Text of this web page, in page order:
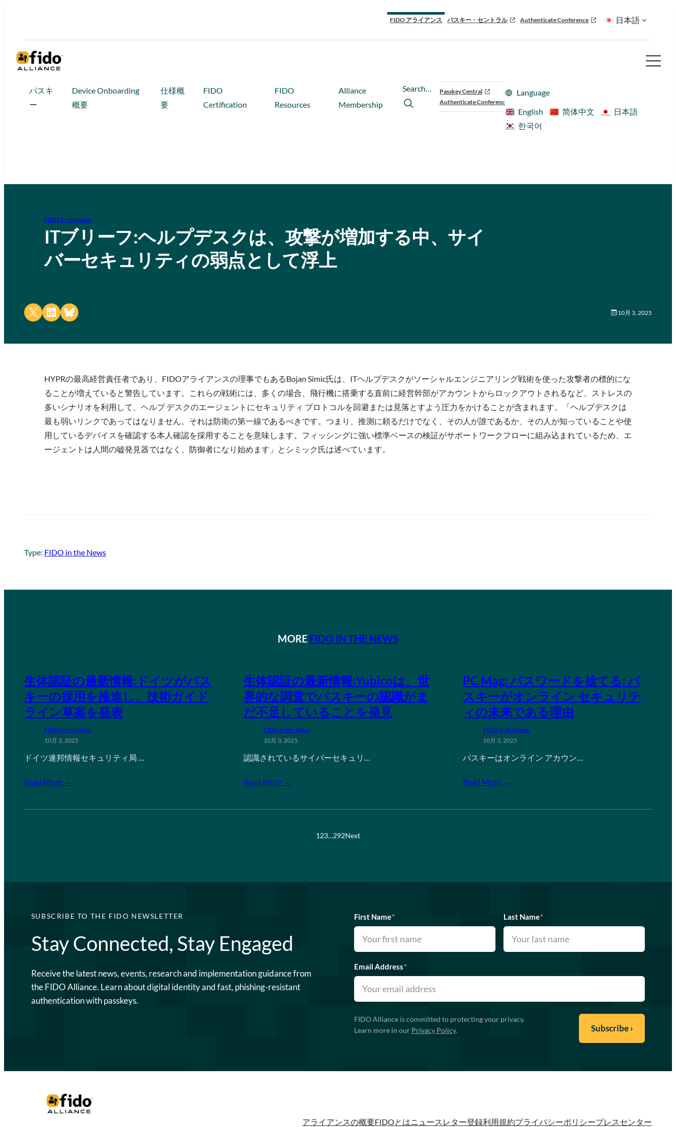
FIDO アライアンス パスキー・セントラル Authenticate Conference 日本語
パスキ
ー
Device Onboarding
概要
仕様概
要
FIDO
Certification
FIDO
Resources
Alliance
Membership
Search…
Passkey Central
Authenticate Conference
Language
English
简体中文
日本語
한국어
FIDO in the News
ITブリーフ:ヘルプデスクは、攻撃が増加する中、サイ
バーセキュリティの弱点として浮上
Share on X Share on LinkedIn
Share on Bluesky 10月 3, 2025
HYPRの最高経営責任者であり、FIDOアライアンスの理事でもあるBojan Simic氏は、ITヘルプデスクがソーシャルエンジニアリング戦術を使った攻撃者の標的にな
ることが増えていると警告しています。これらの戦術には、多くの場合、飛行機に搭乗する直前に経営幹部がアカウントからロックアウトされるなど、ストレスの
多いシナリオを利用して、ヘルプ デスクのエージェントにセキュリティ プロトコルを回避または見落とすよう圧力をかけることが含まれます。「ヘルプデスクは
最も弱いリンクであってはなりません。それは防衛の第一線であるべきです。つまり、推測に頼るだけでなく、その人が誰であるか、その人が知っていることや使
用しているデバイスを確認する本人確認を採用することを意味します。フィッシングに強い標準ベースの検証がサポートワークフローに組み込まれているため、エ
ージェントは人間の嘘発見器ではなく、防御者になり始めます」とシミック氏は述べています。
Type: FIDO in the News
MORE FIDO IN THE NEWS
生体認証の最新情報:ドイツがパス
キーの採用を推進し、技術ガイド
ライン草案を発表
FIDO in the News
10月 3, 2025
ドイツ連邦情報セキュリティ局 …
Read More →
生体認証の最新情報:Yubicoは、世
界的な調査でパスキーの認識がま
だ不足していることを発見
FIDO in the News
10月 3, 2025
認識されているサイバーセキュリ…
Read More →
PC Mag: パスワードを捨てる: パ
スキーがオンライン セキュリテ
ィの未来である理由
FIDO in the News
10月 3, 2025
パスキーはオンライン アカウン…
Read More →
123…292Next
SUBSCRIBE TO THE FIDO NEWSLETTER
Stay Connected, Stay Engaged
Receive the latest news, events, research and implementation guidance from
the FIDO Alliance. Learn about digital identity and fast, phishing-resistant
authentication with passkeys.
First Name* Last Name*
Email Address*
FIDO Alliance is committed to protecting your privacy.
Learn more in our Privacy Policy.
アライアンスの概要FIDOとはニュースレター登録利用規約プライバシーポリシープレスセンター